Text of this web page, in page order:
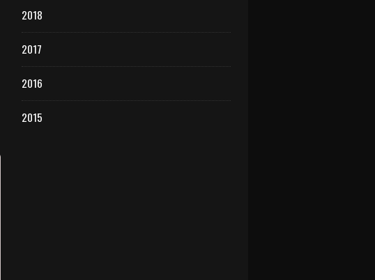
2018
2017
2016
2015